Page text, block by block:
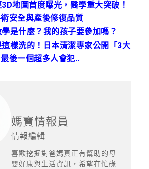
地圖首度曝光，醫學重大突破！
安全與產後修復品質
是什麼？我的孩子要參加嗎？
樣洗的！日本清潔專家公開「3大
後一個超多人會犯..
媽寶情報員
情報編輯
喜歡挖掘對爸媽真正有幫助的母
嬰好康與生活資訊，希望在忙碌